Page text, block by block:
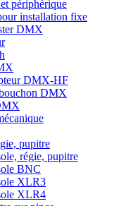
périphérique
installation fixe
DMX
DMX-HF
DMX
pupitre
régie, pupitre
BNC
XLR3
XLR4